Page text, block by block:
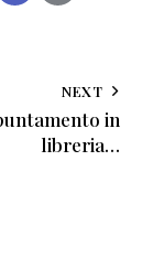
NEXT
in
libreria…